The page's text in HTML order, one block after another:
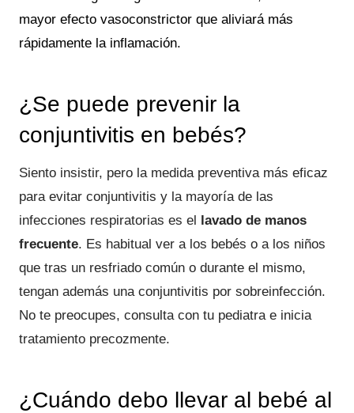
mayor efecto vasoconstrictor que aliviará más
rápidamente la inflamación.
¿Se puede prevenir la
conjuntivitis en bebés?
Siento insistir, pero la medida preventiva más eficaz
para evitar conjuntivitis y la mayoría de las
infecciones respiratorias es el lavado de manos
frecuente. Es habitual ver a los bebés o a los niños
que tras un resfriado común o durante el mismo,
tengan además una conjuntivitis por sobreinfección.
No te preocupes, consulta con tu pediatra e inicia
tratamiento precozmente.
¿Cuándo debo llevar al bebé al